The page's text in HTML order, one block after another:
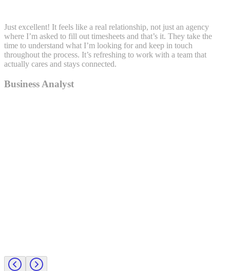
Just excellent! It feels like a real relationship, not just an agency
where I’m asked to fill out timesheets and that’s it. They take the
time to understand what I’m looking for and keep in touch
throughout the process. It’s refreshing to work with a team that
actually cares and stays connected.
Business Analyst